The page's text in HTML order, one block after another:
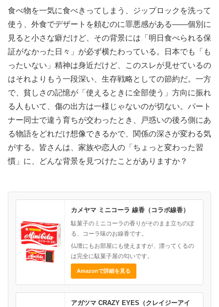
食べ物を一気に食べきってしまう、ジップロックを洗って
使う、外食でデザートを頼むのに罪悪感がある——個別に
見ると小さな癖だけど、その背景には「明日食べられる保
証がなかった日々」が必ず横たわっている。日本でも「も
ったいない」精神は身近だけど、このスレが見せているの
はそれよりもう一段深い、生存戦略としての節約だ。一方
で、貧しさの記憶が「使えるときに全部使う」方向に振れ
る人もいて、傷の出方は一様じゃないのが切ない。パート
ナー同士で違う育ちが交わったとき、戸惑いの後ろ側にあ
る物語をどれだけ想像できるかで、関係の深さが変わる気
がする。皆さんは、家族や恋人の「ちょっと変わった習
慣」に、どんな背景を見つけたことがありますか？
カメヤマ ミニコーラ 線香（コラボ線香）
駄菓子のミニコーラの香りがそのまま立ちのぼ
る、コーラ味のお線香です。
仏壇にもお部屋にも使えますが、漂ってくるの
は完全に駄菓子屋の匂いです。
Amazonで詳細を見る
アガツマ CRAZY EYES（クレイジーアイ